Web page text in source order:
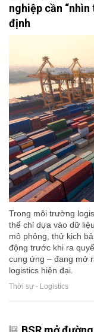
nghiệp cần
định
Trong môi trường
thể chỉ dựa vào dữ
mô phỏng, thử kịch
động trước khi ra
cung ứng – đang mở
logistics hiện đại.
Thời sự - Logistics